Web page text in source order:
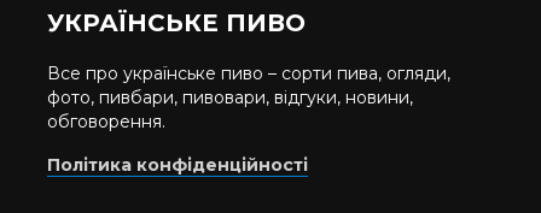
УКРАЇНСЬКЕ ПИВО
Все про українське пиво – сорти пива, огляди,
фото, пивбари, пивовари, відгуки, новини,
обговорення.
Політика конфіденційності